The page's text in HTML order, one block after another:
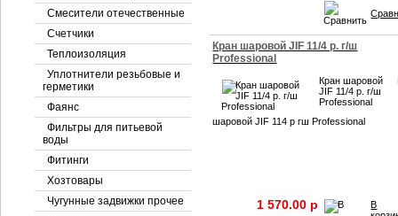
Смесители отечественные
Счетчики
Теплоизоляция
Уплотнители резьбовые и
герметики
Фаянс
Фильтры для питьевой
воды
Фитинги
Хозтовары
Чугунные задвижки прочее
Кран шаровой JIF 11/4 р. г/ш
Professional
Кран шаровой
JIF 11/4 р. г/ш
Professional
шаровой JIF 114 р гш Professional
1 570.00 p
В